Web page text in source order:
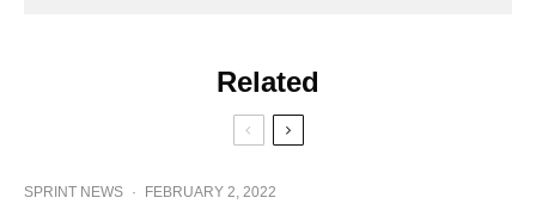
Related
SPRINT NEWS · FEBRUARY 2, 2022